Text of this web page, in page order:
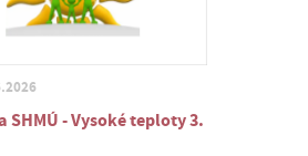
SHMÚ - Vysoké teploty 3.